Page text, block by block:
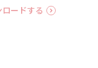
ードする